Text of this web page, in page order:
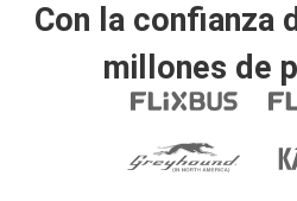
Con la confianza
millones de